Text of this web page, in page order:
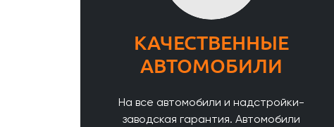
КАЧЕСТВЕННЫЕ
АВТОМОБИЛИ
На все автомобили и надстройки-
заводская гарантия. Автомобили